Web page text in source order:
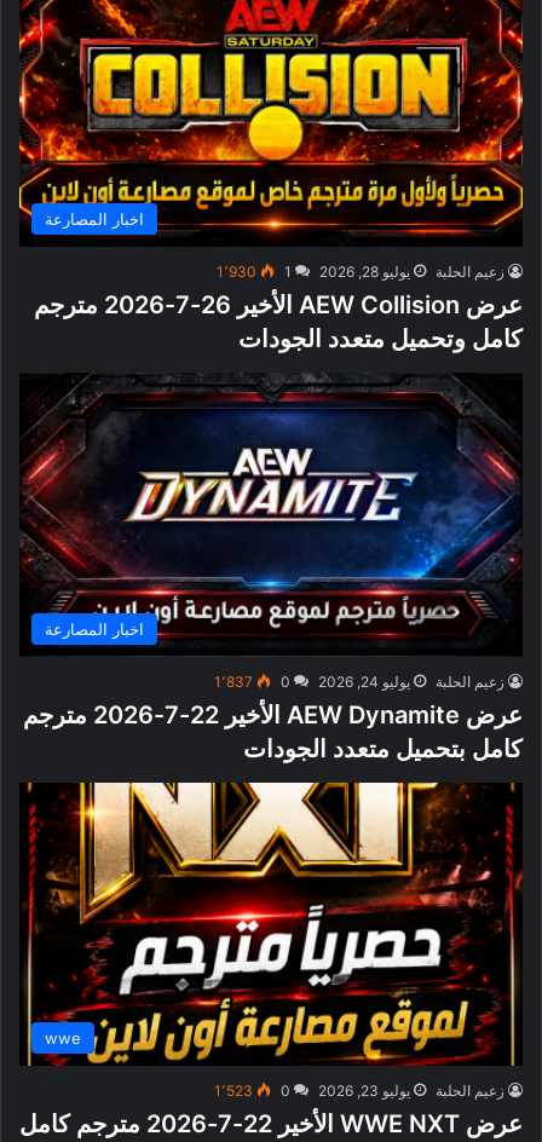
اخبار المصارعة
زعيم الحلبة يوليو 28, 2026 1 1٬930
عرض AEW Collision الأخير 26-7-2026 مترجم
كامل وتحميل متعدد الجودات
اخبار المصارعة
زعيم الحلبة يوليو 24, 2026 0 1٬837
عرض AEW Dynamite الأخير 22-7-2026 مترجم
كامل بتحميل متعدد الجودات
wwe
زعيم الحلبة يوليو 23, 2026 0 1٬523
عرض WWE NXT الأخير 22-7-2026 مترجم كامل